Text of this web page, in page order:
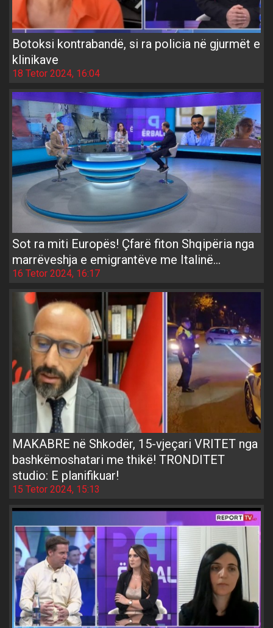
Botoksi kontrabandë, si ra policia në gjurmët e
klinikave
18 Tetor 2024, 16:04
Sot ra miti Europës! Çfarë fiton Shqipëria nga
marrëveshja e emigrantëve me Italinë...
16 Tetor 2024, 16:17
MAKABRE në Shkodër, 15-vjeçari VRITET nga
bashkëmoshatari me thikë! TRONDITET
studio: E planifikuar!
15 Tetor 2024, 15:13